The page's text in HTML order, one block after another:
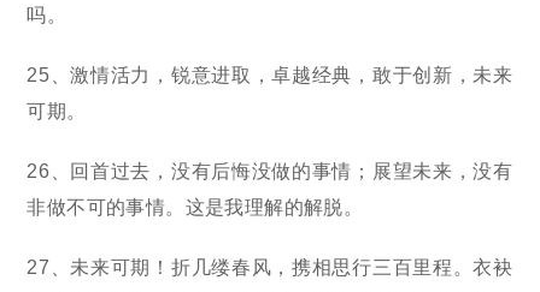
吗。
25、激情活力，锐意进取，卓越经典，敢于创新，未来
可期。
26、回首过去，没有后悔没做的事情；展望未来，没有
非做不可的事情。这是我理解的解脱。
27、未来可期！折几缕春风，携相思行三百里程。衣袂